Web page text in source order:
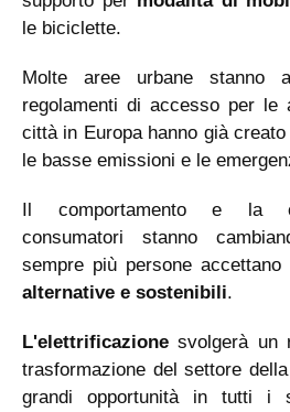
le biciclette.
Molte aree urbane stanno
regolamenti di accesso per le
città in Europa hanno già
le basse emissioni e le
Il comportamento e la
consumatori stanno
sempre più persone accettano
alternative e sostenibili.
L'elettrificazione svolgerà un
trasformazione del settore
grandi opportunità in tutti i